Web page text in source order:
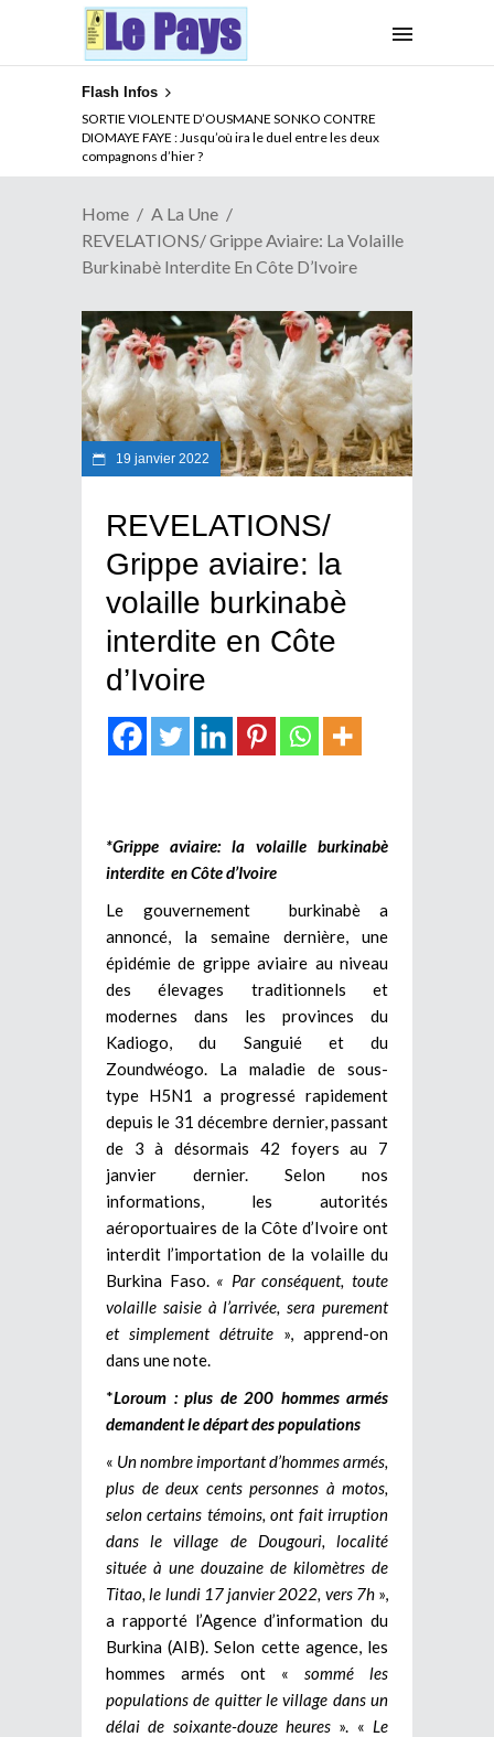
Flash Infos
NOUVELLE ATTAQUE MEURTRIERE DES ADF EN RDC :
Comment arrêter la spirale de la violence au Congo
Home
A La Une
REVELATIONS/ Grippe Aviaire: La Volaille
Burkinabè Interdite En Côte D’Ivoire
19 janvier 2022
REVELATIONS/
Grippe aviaire: la
volaille burkinabè
interdite en Côte
d’Ivoire
*Grippe aviaire: la volaille burkinabè
interdite en Côte d’Ivoire
Le gouvernement burkinabè a
annoncé, la semaine dernière, une
épidémie de grippe aviaire au niveau
des élevages traditionnels et
modernes dans les provinces du
Kadiogo, du Sanguié et du
Zoundwéogo. La maladie de sous-
type H5N1 a progressé rapidement
depuis le 31 décembre dernier, passant
de 3 à désormais 42 foyers au 7
janvier dernier. Selon nos
informations, les autorités
aéroportuaires de la Côte d’Ivoire ont
interdit l’importation de la volaille du
Burkina Faso. « Par conséquent, toute
volaille saisie à l’arrivée, sera purement
et simplement détruite », apprend-on
dans une note.
*Loroum : plus de 200 hommes armés
demandent le départ des populations
« Un nombre important d’hommes armés,
plus de deux cents personnes à motos,
selon certains témoins, ont fait irruption
dans le village de Dougouri, localité
située à une douzaine de kilomètres de
Titao, le lundi 17 janvier 2022, vers 7h»,
a rapporté l’Agence d’information du
Burkina (AIB). Selon cette agence, les
hommes armés ont « sommé les
populations de quitter le village dans un
délai de soixante-douze heures ». « Le